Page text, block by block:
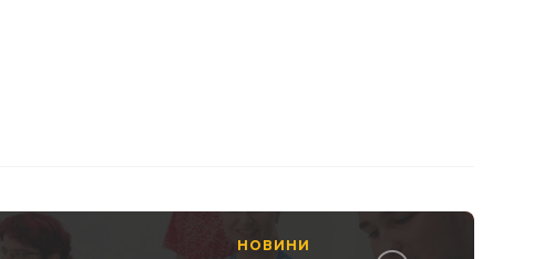
НОВИНИ